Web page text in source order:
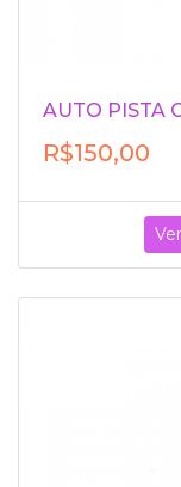
AUTO PISTA
R$150,00